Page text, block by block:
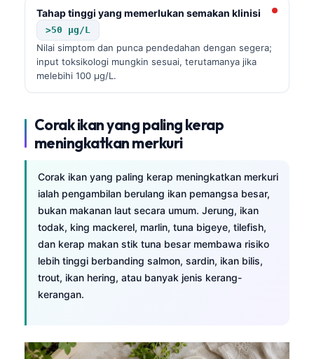
Tahap tinggi yang memerlukan semakan klinisi
>50 µg/L
Nilai simptom dan punca pendedahan dengan segera;
input toksikologi mungkin sesuai, terutamanya jika
melebihi 100 µg/L.
Corak ikan yang paling kerap
meningkatkan merkuri
Corak ikan yang paling kerap meningkatkan merkuri
ialah pengambilan berulang ikan pemangsa besar,
bukan makanan laut secara umum. Jerung, ikan
todak, king mackerel, marlin, tuna bigeye, tilefish,
dan kerap makan stik tuna besar membawa risiko
lebih tinggi berbanding salmon, sardin, ikan bilis,
trout, ikan hering, atau banyak jenis kerang-
kerangan.